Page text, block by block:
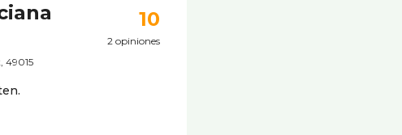
49015
10
2 opiniones